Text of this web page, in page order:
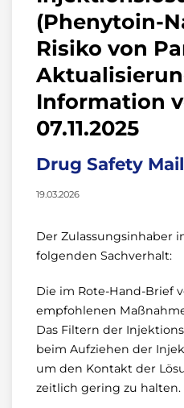
(Phenytoin-
Risiko von
Information
07.11.2025
Drug Safety Mail
19.03.2026
Der Zulassungsinhaber
folgenden Sachverhalt:
Die im Rote-Hand-Brief
empfohlenen
Das Filtern der
beim Aufziehen der
um den Kontakt der
zeitlich gering zu halten.